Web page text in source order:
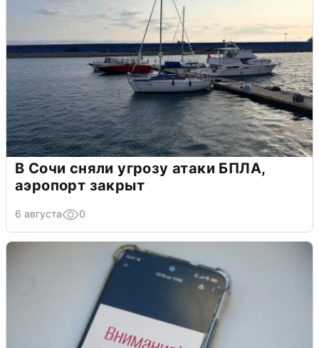
В Сочи сняли угрозу атаки БПЛА,
аэропорт закрыт
6 августа 0